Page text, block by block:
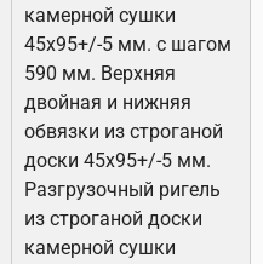
камерной сушки
45х95+/-5 мм. с шагом
590 мм. Верхняя
двойная и нижняя
обвязки из строганой
доски 45х95+/-5 мм.
Разгрузочный ригель
из строганой доски
камерной сушки